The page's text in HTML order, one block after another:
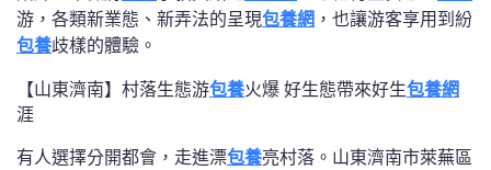
游，各類新業態、新弄法的呈現包養網 ，也讓游客享用到紛
包養歧樣的體驗。
【山東濟南】村落生態游包養火爆 好生態帶來好生包養網
涯
有人選擇分開都會，走進漂包養亮村落。山東濟南市萊蕪區